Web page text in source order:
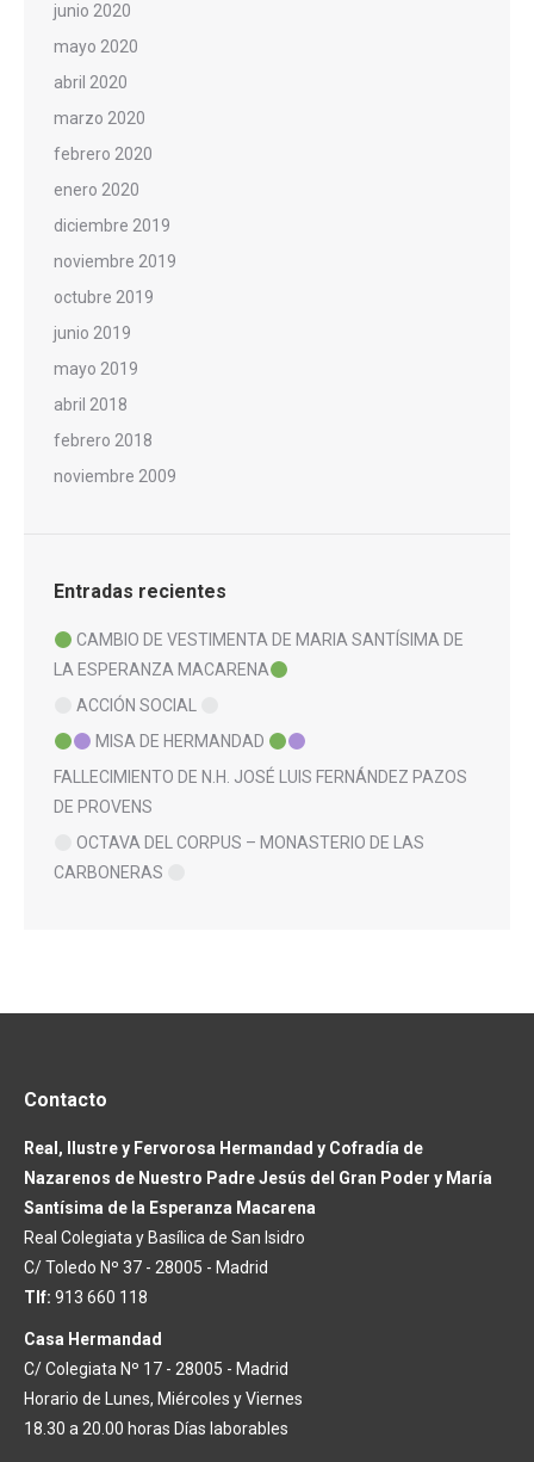
junio 2020
mayo 2020
abril 2020
marzo 2020
febrero 2020
enero 2020
diciembre 2019
noviembre 2019
octubre 2019
junio 2019
mayo 2019
abril 2018
febrero 2018
noviembre 2009
Entradas recientes
CAMBIO DE VESTIMENTA DE MARIA SANTÍSIMA DE
LA ESPERANZA MACARENA
ACCIÓN SOCIAL
MISA DE HERMANDAD
FALLECIMIENTO DE N.H. JOSÉ LUIS FERNÁNDEZ PAZOS
DE PROVENS
OCTAVA DEL CORPUS – MONASTERIO DE LAS
CARBONERAS
Contacto
Real, Ilustre y Fervorosa Hermandad y Cofradía de
Nazarenos de Nuestro Padre Jesús del Gran Poder y María
Santísima de la Esperanza Macarena
Real Colegiata y Basílica de San Isidro
C/ Toledo Nº 37 - 28005 - Madrid
Tlf: 913 660 118
Casa Hermandad
C/ Colegiata Nº 17 - 28005 - Madrid
Horario de Lunes, Miércoles y Viernes
18.30 a 20.00 horas Días laborables